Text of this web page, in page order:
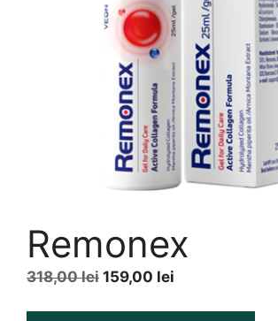
Remonex
318,00lei Prețul
159,00 lei